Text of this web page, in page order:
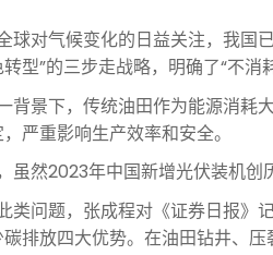
对气候变化的日益关注，我国
型”的三步走战略，明确了“不消
景下，传统油田作为能源消耗
严重影响生产效率和安全。
然2023年中国新增光伏装机创
问题，张成程对《证券日报》
排放四大优势。在油田钻井、